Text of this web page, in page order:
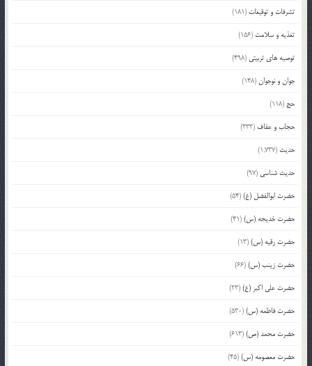
تشرفات و توقیعات (181)
تغذیه و سلامت (156)
توصیه های تربیتی (498)
جوان و نوجوان(148)
حج (118)
حجاب و عفاف (333)
حدیث (1,737)
حدیث شناسی (97)
حضرت ابوالفضل (ع)(54)
حضرت خدیجه (س)(41)
حضرت رقیه (س)(13)
حضرت زینب (س)(66)
حضرت علی اکبر (ع)(23)
حضرت فاطمه (س)(530)
حضرت محمد (ص)(613)
حضرت معصومه (س)(45)